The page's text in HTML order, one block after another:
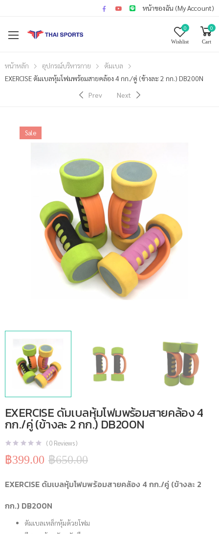
หน้าของฉัน (My Account)
0
Wishlist
0
Cart
หน้าหลัก อุปกรณ์บริหารกาย
ดัมเบล
EXERCISE ดัมเบลหุ้มโฟมพร้อมสายคล้อง 4 กก./คู่ (ข้างละ 2 กก.) DB200N
Prev
Next
Sale
EXERCISE ดัมเบลหุ้มโฟมพร้อมสายคล้อง 4
กก./คู่ (ข้างละ 2 กก.) DB200N
(0 Reviews )
฿650.00
Original
฿650.00.
฿399.00
Current
฿399.00.
EXERCISE ดัมเบลหุ้มโฟมพร้อมสายคล้อง 4 กก./คู่ (ข้างละ 2
กก.) DB200N
ดัมเบลเหล็กหุ้มด้วยโฟม